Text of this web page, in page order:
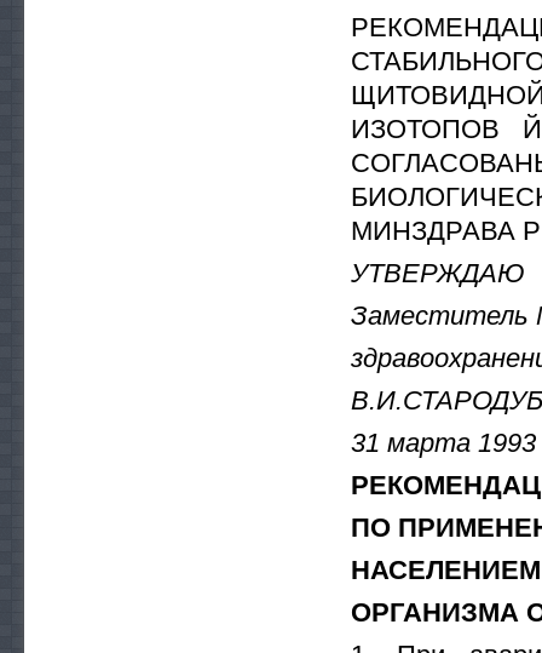
ИЗОТОПОВ
МИНЗДРАВА
УТВЕРЖДАЮ
Заместитель
31 марта 1993
ПО
ОРГАНИЗМА